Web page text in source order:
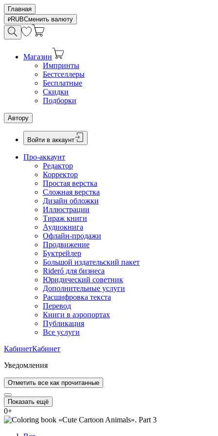
Главная
RUBСменить валюту
Магазин
Импринты
Бестселлеры
Бесплатные
Скидки
Подборки
Автору
Войти в аккаунт
Про-аккаунт
Редактор
Корректор
Простая верстка
Сложная верстка
Дизайн обложки
Иллюстрации
Тираж книги
Аудиокнига
Офлайн-продажи
Продвижение
Буктрейлер
Большой издательский пакет
Rideró для бизнеса
Юридический советник
Дополнительные услуги
Расшифровка текста
Перевод
Книги в аэропортах
Публикация
Все услуги
КабинетКабинет
Уведомления
Отметить все как прочитанные
Показать ещё
0+